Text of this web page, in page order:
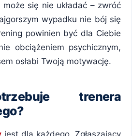
może się nie układać – zwróć
wypadku nie bój się
powinien być dla Ciebie
obciążeniem psychicznym,
osłabi Twoją motywację.
trenera
jest dla każdego. Zgłaszający